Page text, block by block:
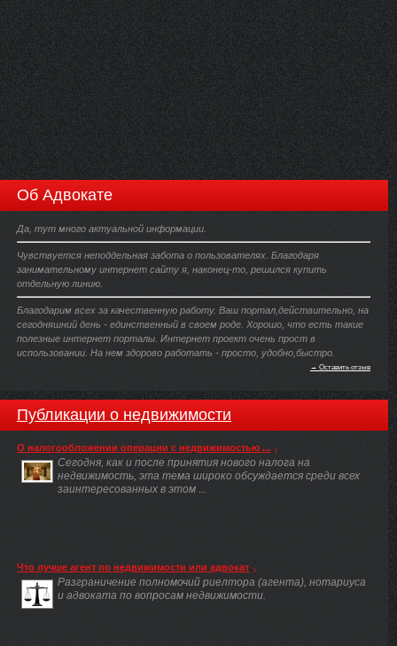
Об Адвокате
Да, тут много актуальной информации.
Чувствуется неподдельная забота о пользователях. Благодаря
занимательному интернет сайту я, наконец-то, решился купить
отдельную линию.
Благодарим всех за качественную работу. Ваш портал,действительно, на
сегодняшний день - единственный в своем роде. Хорошо, что есть такие
полезные интернет порталы. Интернет проект очень прост в
использовании. На нем здорово работать - просто, удобно,быстро.
→ Оставить отзыв
Публикации о недвижимости
О налогообложении операции с недвижимостью ...
Сегодня, как и после принятия нового налога на
недвижимость, эта тема широко обсуждается среди всех
заинтересованных в этом ...
Что лучше агент по недвижимости или адвокат
Разграничение полномочий риелтора (агента), нотариуса
и адвоката по вопросам недвижимости.